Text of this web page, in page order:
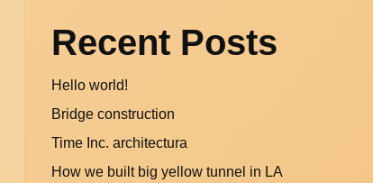
Recent Posts
Hello world!
Bridge construction
Time Inc. architectura
How we built big yellow tunnel in LA